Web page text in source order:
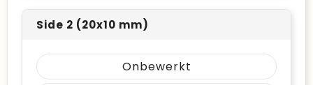
Side 2 (20x10 mm)
Onbewerkt